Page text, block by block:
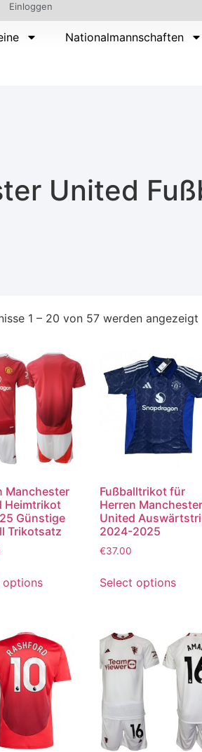
Einloggen
Nationalmannschaften
United
1 – 20 von 57 werden angezeigt
Manchester
Heimtrikot
Günstige
Trikotsatz
options
Fußballtrikot für
Herren Manchester
United
2024-2025
€37.00
Select options